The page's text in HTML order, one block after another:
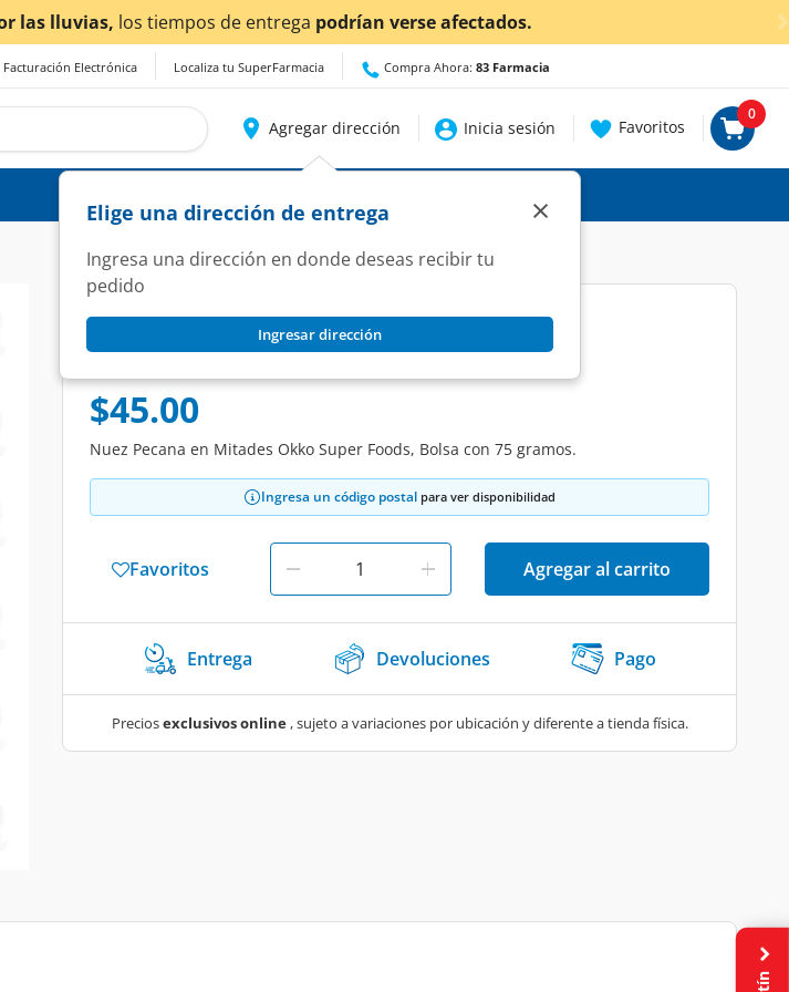
¡Ahora
Facturación Electrónica Localiza tu SuperFarmacia Compra Ahora: 83 Farmacia
Agregar dirección
Elige una dirección de entrega
Ingresa una dirección en donde deseas recibir tu
pedido
Ingresar dirección
×
Inicia sesión Favoritos
0
OKKO
Nuez Pecana Okko Super Foods, 75 gr.
$45.00
Nuez Pecana en Mitades Okko Super Foods, Bolsa con 75 gramos.
Ingresa un código postal para ver disponibilidad
Favoritos Agregar al carrito
Entrega Devoluciones Pago
Preciosexclusivos online, sujeto a variaciones por ubicación y diferente a tienda física.